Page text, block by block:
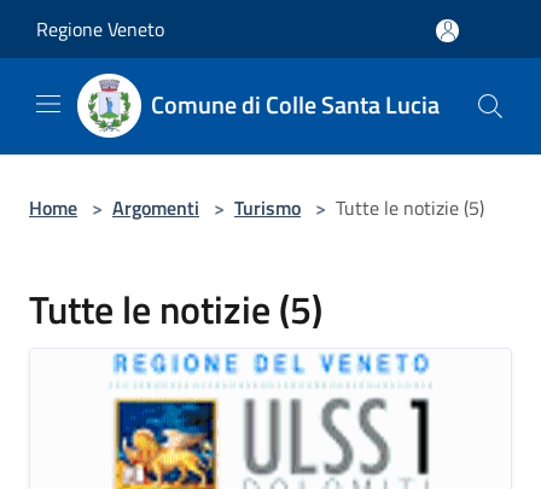
Regione Veneto
Comune di Colle Santa Lucia
Home > Argomenti > Turismo > Tutte le notizie (5)
Tutte le notizie (5)